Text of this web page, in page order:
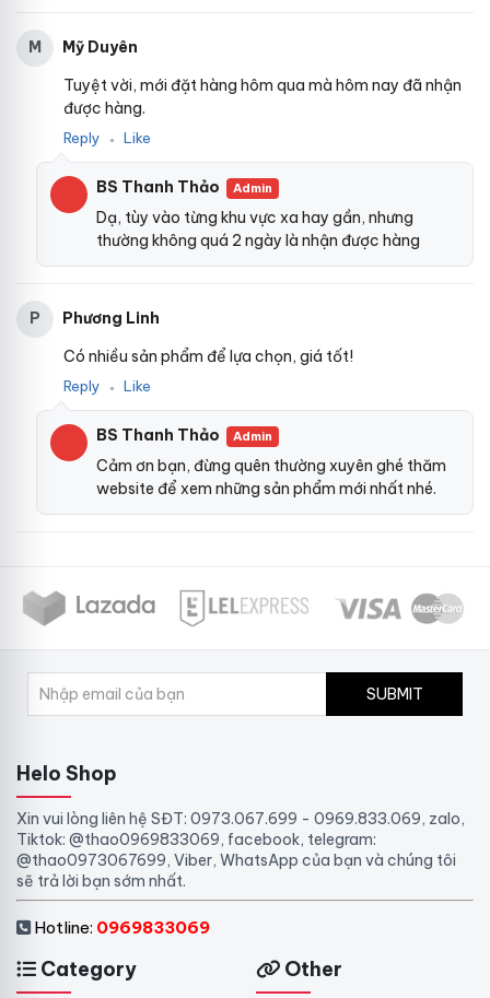
M
Mỹ Duyên
Tuyệt vời, mới đặt hàng hôm qua mà hôm nay đã nhận
được hàng.
Reply ● Like
BS Thanh Thảo Admin
Dạ, tùy vào từng khu vực xa hay gần, nhưng
thường không quá 2 ngày là nhận được hàng
P
Phương Linh
Có nhiều sản phẩm để lựa chọn, giá tốt!
Reply ● Like
BS Thanh Thảo Admin
Cảm ơn bạn, đừng quên thường xuyên ghé thăm
website để xem những sản phẩm mới nhất nhé.
SUBMIT
Helo Shop
Xin vui lòng liên hệ SĐT: 0973.067.699 - 0969.833.069, zalo,
Tiktok: @thao0969833069, facebook, telegram:
@thao0973067699, Viber, WhatsApp của bạn và chúng tôi
sẽ trả lời bạn sớm nhất.
Hotline: 0969833069
Category Other